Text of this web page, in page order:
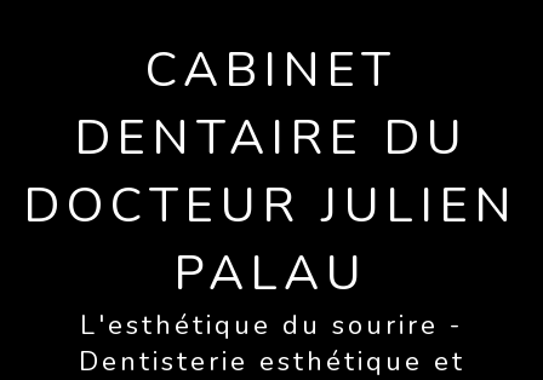
CABINET
DENTAIRE DU
DOCTEUR JULIEN
PALAU
L'esthétique du sourire -
Dentisterie esthétique et